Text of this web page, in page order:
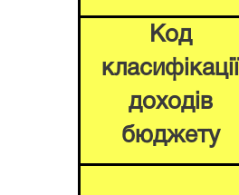
Код
класифікації
доходів
бюджету